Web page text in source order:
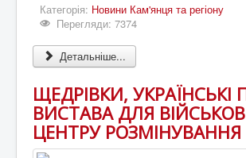
Категорія: Новини Кам'янця та регіону
Перегляди: 7374
Детальніше...
ЩЕДРІВКИ, УКРАЇНСЬКІ
ВИСТАВА ДЛЯ
ЦЕНТРУ РОЗМІНУВАННЯ